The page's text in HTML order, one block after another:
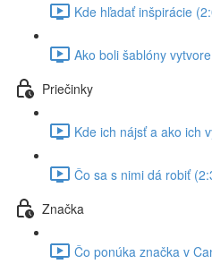
Kde hľadať inšpirácie
Ako boli šablóny
Priečinky
Kde ich nájsť a ako ich
Čo sa s nimi dá robiť
Značka
Čo ponúka značka v